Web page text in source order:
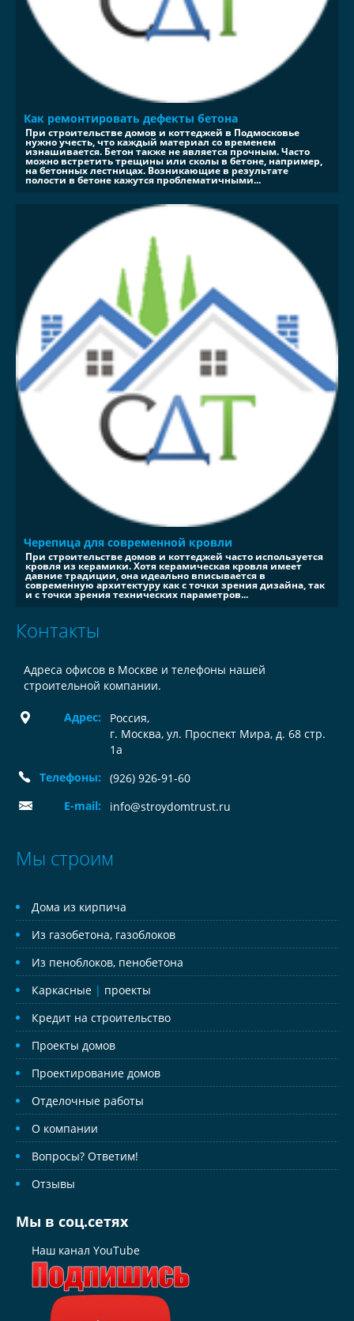
Как ремонтировать дефекты бетона
При строительстве домов и коттеджей в Подмосковье
нужно учесть, что каждый материал со временем
изнашивается. Бетон также не является прочным. Часто
можно встретить трещины или сколы в бетоне, например,
на бетонных лестницах. Возникающие в результате
полости в бетоне кажутся проблематичными...
Черепица для современной кровли
При строительстве домов и коттеджей часто используется
кровля из керамики. Хотя керамическая кровля имеет
давние традиции, она идеально вписывается в
современную архитектуру как с точки зрения дизайна, так
и с точки зрения технических параметров...
Контакты
Адреса офисов в Москве и телефоны нашей
строительной компании.
Адрес: Россия,
г. Москва, ул. Проспект Мира, д. 68 стр.
1а
Телефоны:
(926) 926-91-60
E-mail:
info@stroydomtrust.ru
Мы строим
Дома из кирпича
Из газобетона, газоблоков
Из пеноблоков, пенобетона
Каркасные | проекты
Кредит на строительство
Проекты домов
Проектирование домов
Отделочные работы
О компании
Вопросы? Ответим!
Отзывы
Мы в соц.сетях
Наш канал YouTube